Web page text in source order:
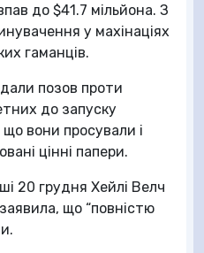
до $41.7 мільйона. З
у махінаціях
гаманців.
позов проти
до запуску
вони просували і
цінні папери.
20 грудня Хейлі Велч
що “повністю